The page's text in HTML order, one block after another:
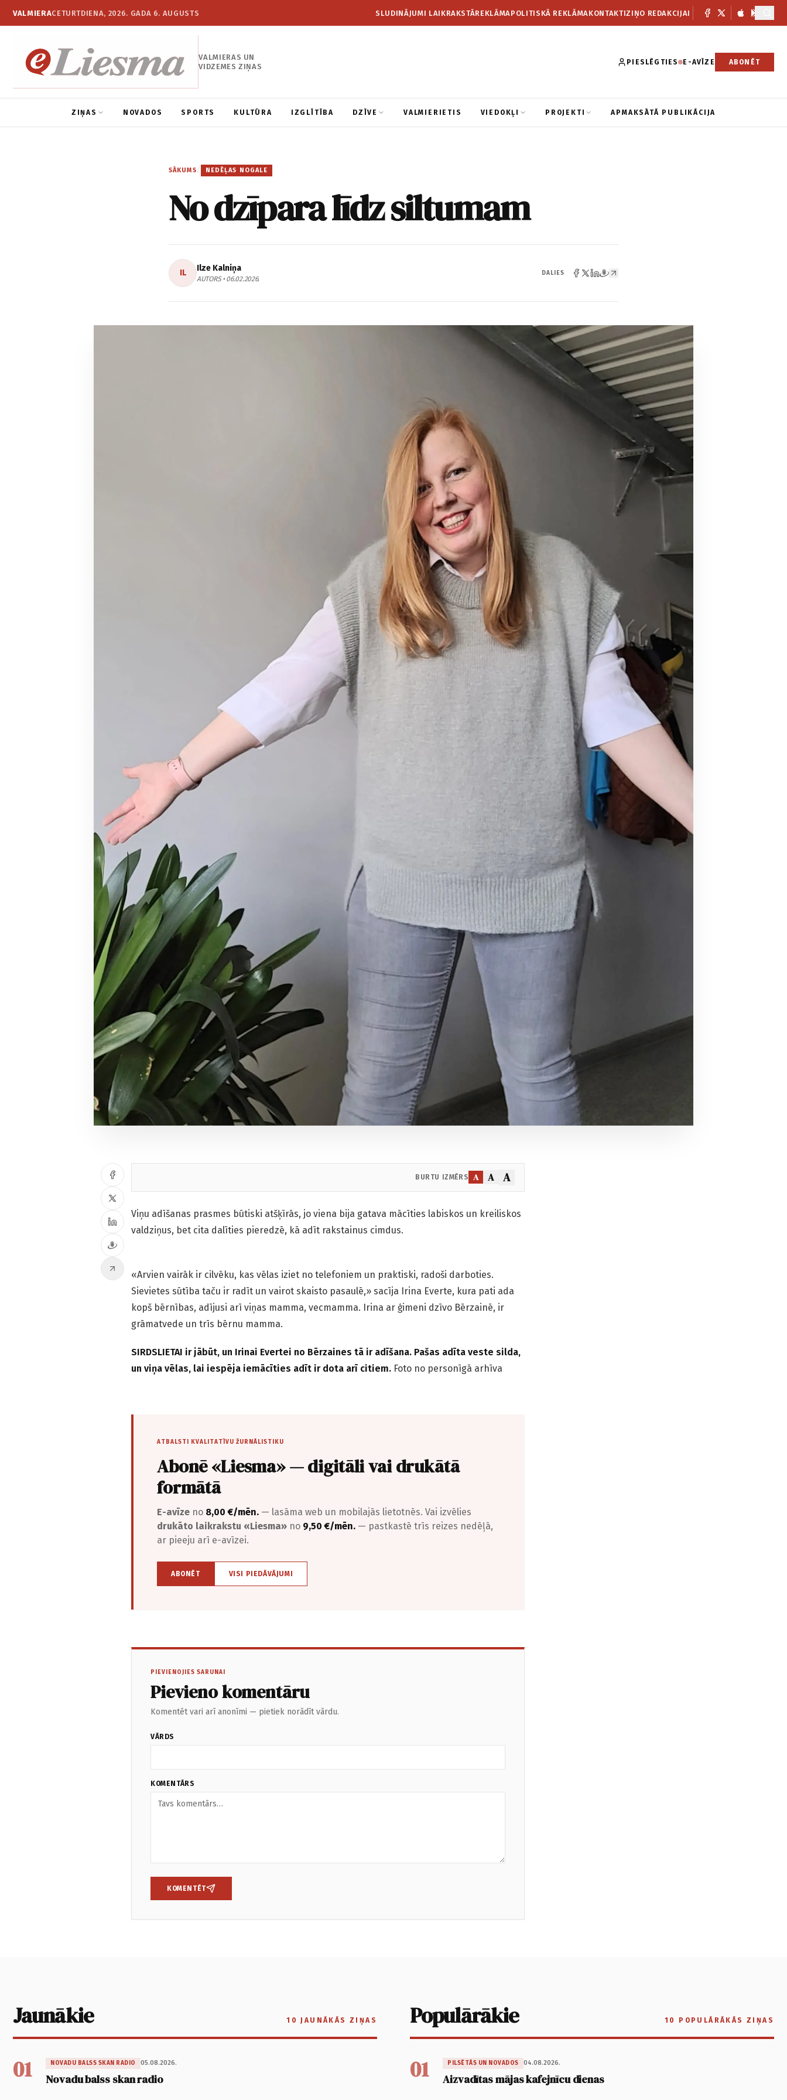
VALMIERACETURTDIENA, 2026. GADA 6. AUGUSTS SLUDINĀJUMI LAIKRAKSTĀREKLĀMAPOLITISKĀ REKLĀMAKONTAKTIZIŅO REDAKCIJAI
VALMIERAS UN
VIDZEMES ZIŅAS
PIESLĒGTIES E-AVĪZE ABONĒT
ZIŅAS NOVADOS SPORTS KULTŪRA IZGLĪTĪBA DZĪVE VALMIERIETIS VIEDOKĻI PROJEKTI APMAKSĀTĀ PUBLIKĀCIJA
SĀKUMS / NEDĒĻAS NOGALE
No dzīpara līdz siltumam
IL Ilze Kalniņa
AUTORS • 06.02.2026.
DALIES
BURTU IZMĒRS A A A
Viņu adīšanas prasmes būtiski atšķīrās, jo viena bija gatava mācīties labiskos un kreiliskos
valdziņus, bet cita dalīties pieredzē, kā adīt rakstainus cimdus.
«Arvien vairāk ir cilvēku, kas vēlas iziet no telefoniem un praktiski, radoši darboties.
Sievietes sūtība taču ir radīt un vairot skaisto pasaulē,» sacīja Irina Everte, kura pati ada
kopš bērnības, adījusi arī viņas mamma, vecmamma. Irina ar ģimeni dzīvo Bērzainē, ir
grāmatvede un trīs bērnu mamma.
SIRDSLIETAI ir jābūt, un Irinai Evertei no Bērzaines tā ir adīšana. Pašas adīta veste silda,
un viņa vēlas, lai iespēja iemācīties adīt ir dota arī citiem. Foto no personīgā arhīva
ATBALSTI KVALITATĪVU ŽURNĀLISTIKU
Abonē «Liesma» — digitāli vai drukātā
formātā
E-avīze no 8,00 €/mēn. — lasāma web un mobilajās lietotnēs. Vai izvēlies
drukāto laikrakstu «Liesma» no 9,50 €/mēn. — pastkastē trīs reizes nedēļā,
ar pieeju arī e-avīzei.
ABONĒT VISI PIEDĀVĀJUMI
PIEVIENOJIES SARUNAI
Pievieno komentāru
Komentēt vari arī anonīmi — pietiek norādīt vārdu.
VĀRDS
KOMENTĀRS
KOMENTĒT
Jaunākie 10 JAUNĀKĀS ZIŅAS
01 NOVADU BALSS SKAN RADIO 05.08.2026.
Novadu balss skan radio
Populārākie 10 POPULĀRĀKĀS ZIŅAS
01 PILSĒTĀS UN NOVADOS 04.08.2026.
Aizvadītas mājas kafejnīcu dienas